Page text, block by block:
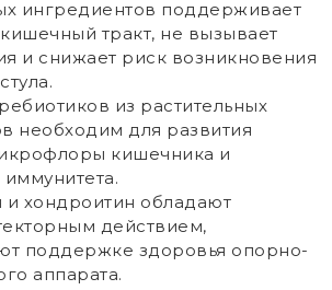
ингредиентов поддерживает
тракт, не вызывает
и снижает риск возникновения
из растительных
необходим для развития
кишечника и
и хондроитин обладают
действием,
поддержке здоровья опорно-
аппарата.